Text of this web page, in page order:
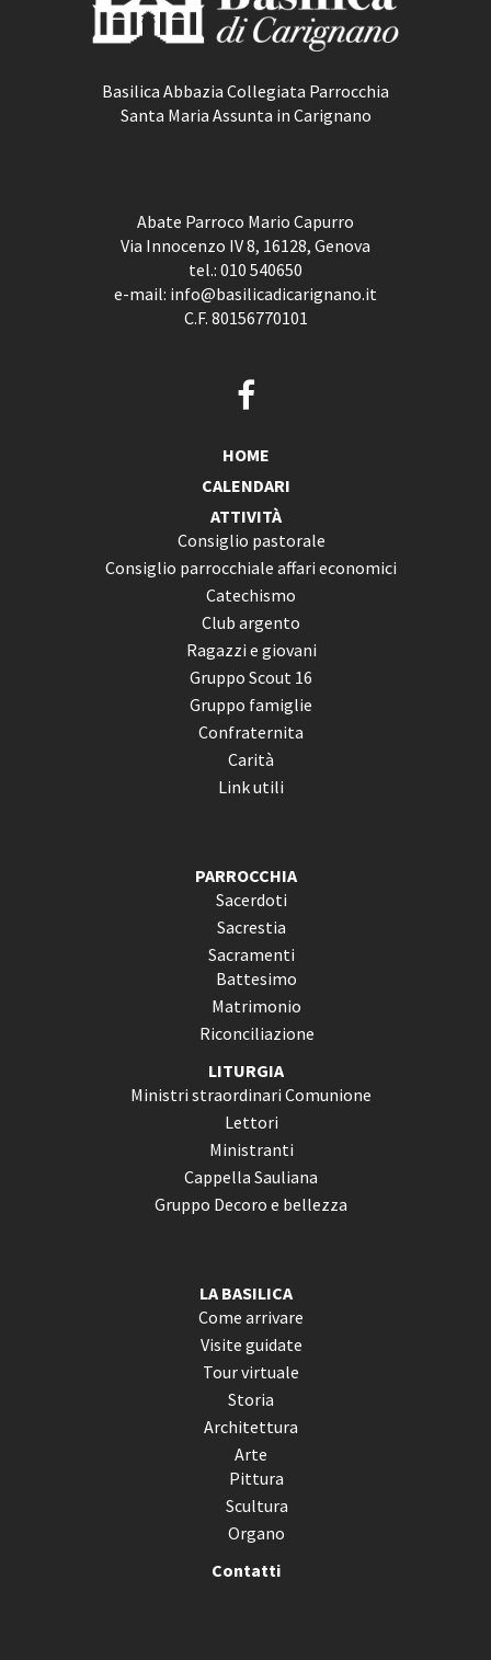
Basilica Abbazia Collegiata Parrocchia
Santa Maria Assunta in Carignano
Abate Parroco Mario Capurro
Via Innocenzo IV 8, 16128, Genova
tel.: 010 540650
e-mail: info@basilicadicarignano.it
C.F. 80156770101
HOME
CALENDARI
ATTIVITÀ
Consiglio pastorale
Consiglio parrocchiale affari economici
Catechismo
Club argento
Ragazzi e giovani
Gruppo Scout 16
Gruppo famiglie
Confraternita
Carità
Link utili
PARROCCHIA
Sacerdoti
Sacrestia
Sacramenti
Battesimo
Matrimonio
Riconciliazione
LITURGIA
Ministri straordinari Comunione
Lettori
Ministranti
Cappella Sauliana
Gruppo Decoro e bellezza
LA BASILICA
Come arrivare
Visite guidate
Tour virtuale
Storia
Architettura
Arte
Pittura
Scultura
Organo
Contatti